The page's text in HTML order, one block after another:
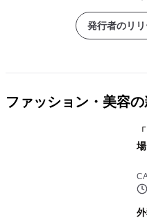
発行者のリ
ファッション・美容
場